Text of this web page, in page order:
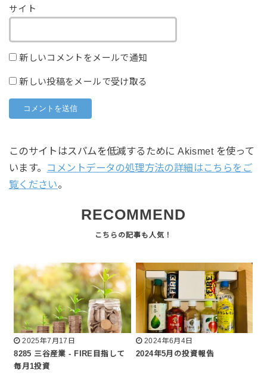
サイト
新しいコメントをメールで通知
新しい投稿をメールで受け取る
このサイトはスパムを低減するために Akismet を使って
います。 コメントデータの処理方法の詳細はこちらをご
覧ください。
RECOMMEND
2025年7月17日
8285 三谷産業 - FIRE目指して
毎月1投資
2024年6月4日
2024年5月の投資報告